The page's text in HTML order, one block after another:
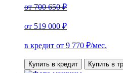
от700 650 ₽
от 519 000 ₽
в кредит от 9 770 ₽/мес.
Купить в кредит Купить в